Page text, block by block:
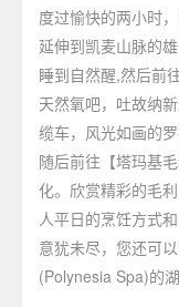
度过愉快的两小时
延伸到凯麦山脉的雄
睡到自然醒,然后前
天然氧吧，吐故纳
缆车，风光如画的
随后前往【塔玛基
化。欣赏精彩的毛
人平日的烹饪方式和
意犹未尽，您还可
(Polynesia Spa)的